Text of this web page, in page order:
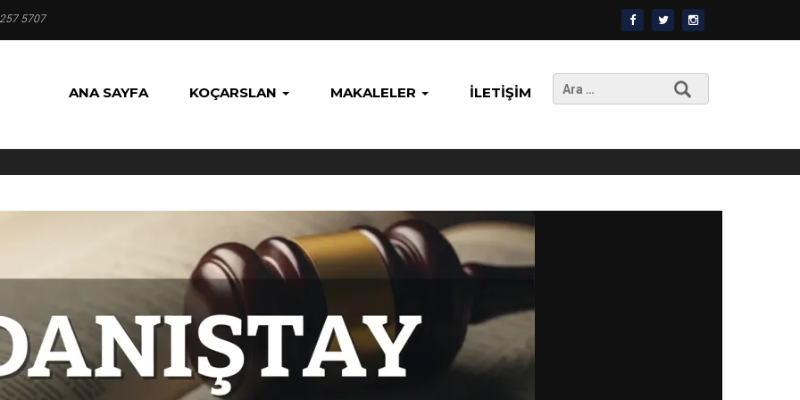
5707
ANA SAYFA KOÇARSLAN MAKALELER İLETIŞIM
Arama: